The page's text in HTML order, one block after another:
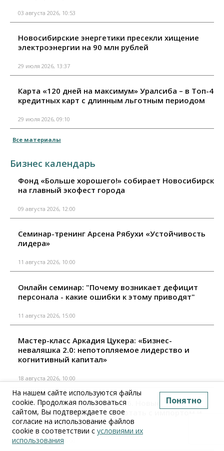
03 августа 2026, 10:53
Новосибирские энергетики пресекли хищение
электроэнергии на 90 млн рублей
29 июля 2026, 13:37
Карта «120 дней на максимум» Уралсиба – в Топ-4
кредитных карт с длинным льготным периодом
29 июля 2026, 09:10
Все материалы
Бизнес календарь
Фонд «Больше хорошего!» собирает Новосибирск
на главный экофест города
09 августа 2026, 12:00
Семинар-тренинг Арсена Рябухи «Устойчивость
лидера»
11 августа 2026, 10:00
Онлайн семинар: "Почему возникает дефицит
персонала - какие ошибки к этому приводят"
11 августа 2026, 15:00
Мастер-класс Аркадия Цукера: «Бизнес-
неваляшка 2.0: непотопляемое лидерство и
когнитивный капитал»
18 августа 2026, 10:00
Онлайн семинар: "ВЭД – 2026. Новые правила,
налоги и проверки. Как работать с импортом и
экспортом без штрафов"
18 августа 2026, 15:00
На нашем сайте используются файлы
cookie. Продолжая пользоваться
сайтом, Вы подтверждаете свое
согласие на использование файлов
cookie в соответствии с условиями их
использования
Понятно